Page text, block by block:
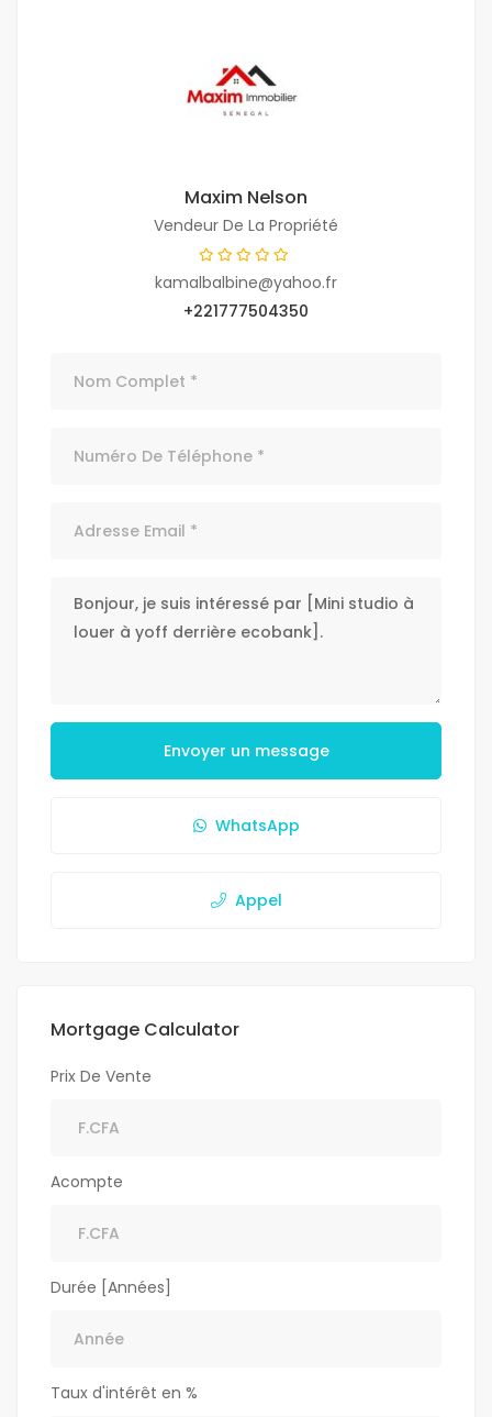
Maxim Nelson
Vendeur De La Propriété
kamalbalbine@yahoo.fr
+221777504350
Envoyer un message
WhatsApp
Appel
Mortgage Calculator
Prix De Vente
Acompte
Durée [Années]
Taux d'intérêt en %